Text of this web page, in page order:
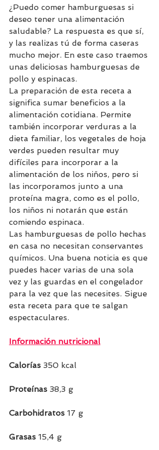
¿Puedo comer hamburguesas si
deseo tener una alimentación
saludable? La respuesta es que sí,
y las realizas tú de forma caseras
mucho mejor. En este caso traemos
unas deliciosas hamburguesas de
pollo y espinacas.
La preparación de esta receta a
significa sumar beneficios a la
alimentación cotidiana. Permite
también incorporar verduras a la
dieta familiar, los vegetales de hoja
verdes pueden resultar muy
difíciles para incorporar a la
alimentación de los niños, pero si
las incorporamos junto a una
proteína magra, como es el pollo,
los niños ni notarán que están
comiendo espinaca.
Las hamburguesas de pollo hechas
en casa no necesitan conservantes
químicos. Una buena noticia es que
puedes hacer varias de una sola
vez y las guardas en el congelador
para la vez que las necesites. Sigue
esta receta para que te salgan
espectaculares.
Información nutricional
Calorías 350 kcal
Proteínas 38,3 g
Carbohidratos 17 g
Grasas 15,4 g